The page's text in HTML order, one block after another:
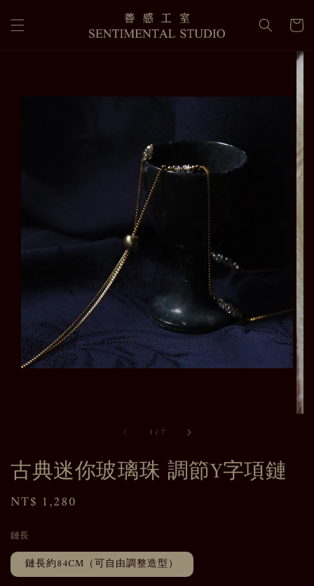
1 / 7
古典迷你玻璃珠 調節Y字項鏈
Regular
NT$ 1,280
鏈長
鏈長約84CM（可自由調整造型）